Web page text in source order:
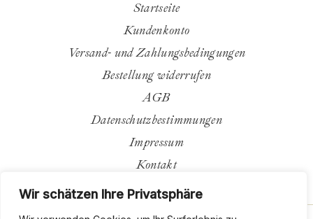
Wir schätzen Ihre Privatsphäre
Startseite
Kundenkonto
Versand- und Zahlungsbedingungen
Bestellung widerrufen
AGB
Datenschutzbestimmungen
Impressum
Kontakt